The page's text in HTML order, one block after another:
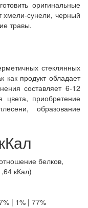
оригинальные
хмели-сунели, черный
травы.
стеклянных
как продукт обладает
составляет 6-12
цвета, приобретение
образование
белков,
кКал)
| 1% | 77%